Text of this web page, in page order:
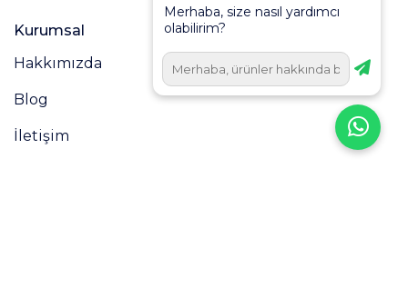
Kurumsal
Hakkımızda
Blog
İletişim
Merhaba, size nasıl yardımcı
olabilirim?